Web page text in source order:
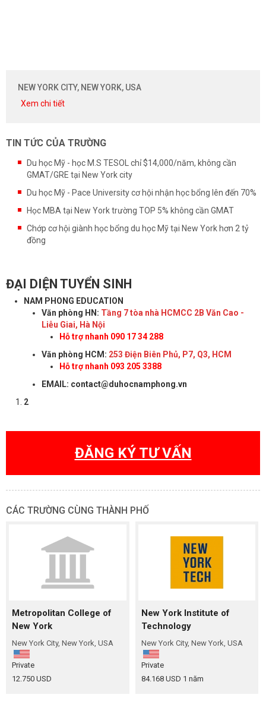
NEW YORK CITY, NEW YORK, USA
Xem chi tiết
TIN TỨC CỦA TRƯỜNG
Du học Mỹ - học M.S TESOL chỉ $14,000/năm, không cần
GMAT/GRE tại New York city
Du học Mỹ - Pace University cơ hội nhận học bổng lên đến 70%
Học MBA tại New York trường TOP 5% không cần GMAT
Chớp cơ hội giành học bổng du học Mỹ tại New York hơn 2 tỷ
đồng
ĐẠI DIỆN TUYỂN SINH
NAM PHONG EDUCATION
Văn phòng HN: Tầng 7 tòa nhà HCMCC 2B Văn Cao -
Liễu Giai, Hà Nội
Hỗ trợ nhanh 090 17 34 288
Văn phòng HCM: 253 Điện Biên Phủ, P7, Q3, HCM
Hỗ trợ nhanh 093 205 3388
EMAIL: contact@duhocnamphong.vn
2
ĐĂNG KÝ TƯ VẤN
CÁC TRƯỜNG CÙNG THÀNH PHỐ
Metropolitan College of
New York
New York City, New York, USA
Private
12.750 USD
New York Institute of
Technology
New York City, New York, USA
Private
84.168 USD 1 năm